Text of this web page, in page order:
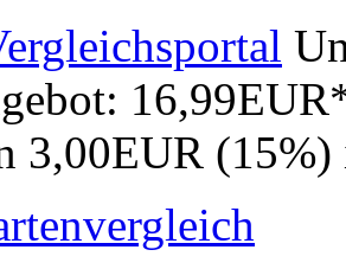
3,00EUR (15%)